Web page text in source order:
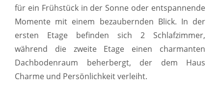
für ein Frühstück in der Sonne oder entspannende
Momente mit einem bezaubernden Blick. In der
ersten Etage befinden sich 2 Schlafzimmer,
während die zweite Etage einen charmanten
Dachbodenraum beherbergt, der dem Haus
Charme und Persönlichkeit verleiht.